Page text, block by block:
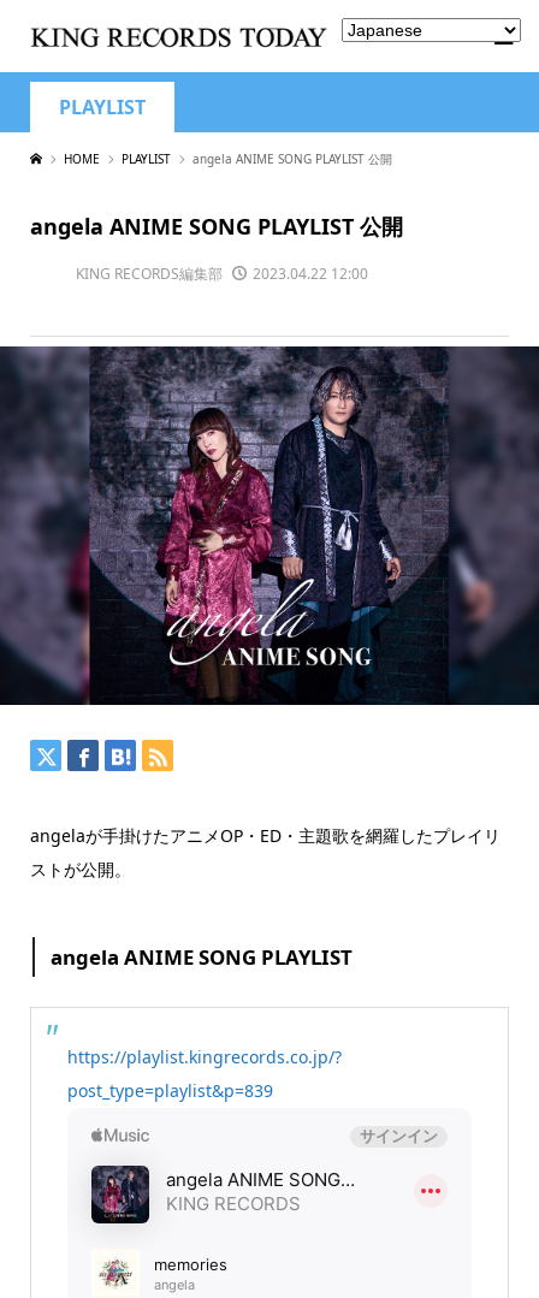
PLAYLIST
HOME PLAYLIST angela ANIME SONG PLAYLIST 公開
angela ANIME SONG PLAYLIST 公開
KING RECORDS編集部 2023.04.22 12:00
angelaが手掛けたアニメOP・ED・主題歌を網羅したプレイリ
ストが公開。
angela ANIME SONG PLAYLIST
https://playlist.kingrecords.co.jp/?
post_type=playlist&p=839